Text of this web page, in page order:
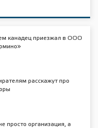
канадец приезжал в ООО
расскажут про
просто организация, а